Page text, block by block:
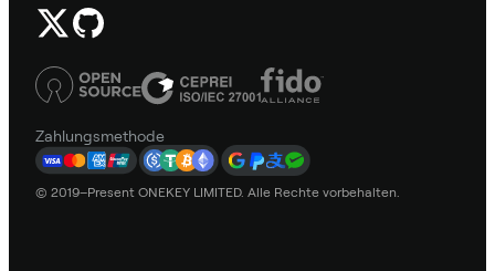
Zahlungsmethode
© 2019–Present ONEKEY LIMITED. Alle Rechte vorbehalten.